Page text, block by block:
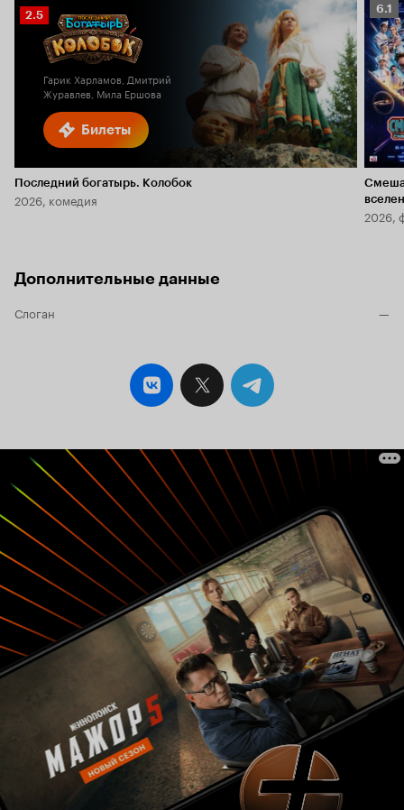
Билеты
Рейтинг
Кинопоиска
2.5
Гарик Харламов, Дмитрий
Журавлев, Мила Ершова
Последний богатырь. Колобок
2026, комедия
6.1
6.1
2026,
Дополнительные данные
Слоган —